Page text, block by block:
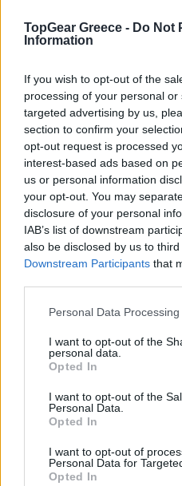
TopGear Greece - Do Not
Information
If you wish to opt-out of the
processing of your personal
targeted advertising by us,
section to confirm your
opt-out request is processed
interest-based ads based on
us or personal information
your opt-out. You may
disclosure of your personal
IAB’s list of downstream
also be disclosed by us to
Downstream Participants that
Please note that this website/
not limited to your visit or
grant or deny consent to
use your data for below
consent section.
Personal Data
I want to opt-out of the
personal data.
Opted In
I want to opt-out of the
Personal Data.
Opted In
I want to opt-out of
Personal Data for
Opted In
κούρσα
Οι 5
να αφήνουν
Goldman
Ιταλία,
εκλογικού
2027
Θερμικοί
μεγάλη
άφησα όλα
Bulleit '87:
blend στην